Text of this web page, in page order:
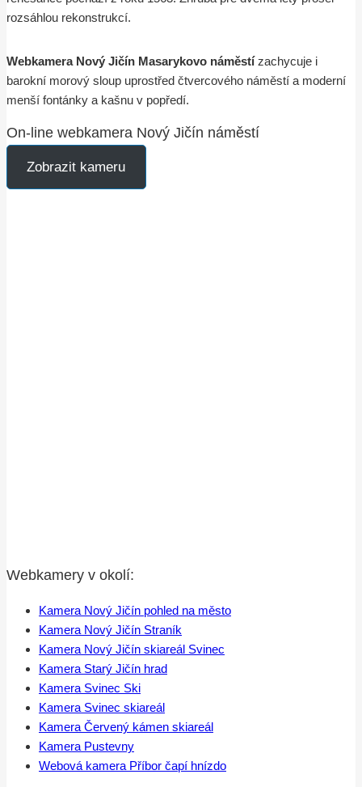
rozsáhlou rekonstrukcí.
Webkamera Nový Jičín Masarykovo náměstízachycuje i
barokní morový sloup uprostřed čtvercového náměstí a moderní
menší fontánky a kašnu v popředí.
On-line webkamera Nový Jičín náměstí
Zobrazit kameru
Webkamery v okolí:
Kamera Nový Jičín pohled na město
Kamera Nový Jičín Straník
Kamera Nový Jičín skiareál Svinec
Kamera Starý Jičín hrad
Kamera Svinec Ski
Kamera Svinec skiareál
Kamera Červený kámen skiareál
Kamera Pustevny
Webová kamera Příbor čapí hnízdo